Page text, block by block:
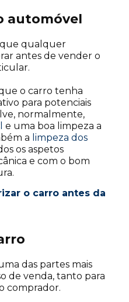
automóvel
que qualquer
antes de vender o
o carro tenha
para potenciais
normalmente,
e uma boa limpeza a
a limpeza dos
os aspetos
e com o bom
o carro antes da
das partes mais
de venda, tanto para
comprador.